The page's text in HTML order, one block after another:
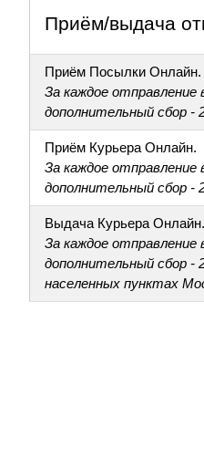
Приём/выдача
Приём Посылки Онлайн.
За каждое отправление
дополнительный сбор -
Приём Курьера Онлайн.
За каждое отправление
дополнительный сбор -
Выдача Курьера Онлайн.
За каждое отправление
дополнительный сбор -
населенных пунктах